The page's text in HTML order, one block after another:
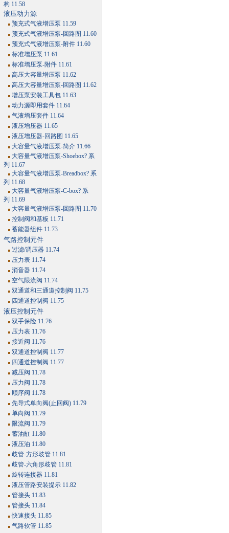
构 11.58
液压动力源
预充式气液增压泵 11.59
预充式气液增压泵-回路图 11.60
预充式气液增压泵-附件 11.60
标准增压泵 11.61
标准增压泵-附件 11.61
高压大容量增压泵 11.62
高压大容量增压泵-回路图 11.62
增压泵安装工具包 11.63
动力源即用套件 11.64
气液增压套件 11.64
液压增压器 11.65
液压增压器-回路图 11.65
大容量气液增压泵-简介 11.66
大容量气液增压泵-Shoebox? 系
列 11.67
大容量气液增压泵-Breadbox? 系
列 11.68
大容量气液增压泵-C-box? 系
列 11.69
大容量气液增压泵-回路图 11.70
控制阀和基板 11.71
蓄能器组件 11.73
气路控制元件
过滤/调压器 11.74
压力表 11.74
消音器 11.74
空气限流阀 11.74
双通道和三通道控制阀 11.75
四通道控制阀 11.75
液压控制元件
双手保险 11.76
压力表 11.76
接近阀 11.76
双通道控制阀 11.77
四通道控制阀 11.77
减压阀 11.78
压力阀 11.78
顺序阀 11.78
先导式单向阀(止回阀) 11.79
单向阀 11.79
限流阀 11.79
蓄油缸 11.80
液压油 11.80
歧管-方形歧管 11.81
歧管-六角形歧管 11.81
旋转连接器 11.81
液压管路安装提示 11.82
管接头 11.83
管接头 11.84
快速接头 11.85
气路软管 11.85